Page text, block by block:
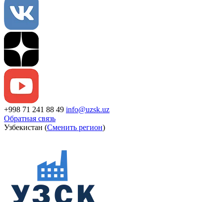
+998 71 241 88 49 info@uzsk.uz
Обратная связь
Узбекистан (Сменить регион)